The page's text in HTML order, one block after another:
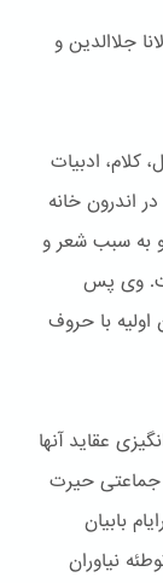
جلاالدین و
كلام، ادبیات
اندرون خانه
به سبب شعر و
وی پس
با حروف
عقاید آنها
جماعتی حیرت
بابیان
نیاوران